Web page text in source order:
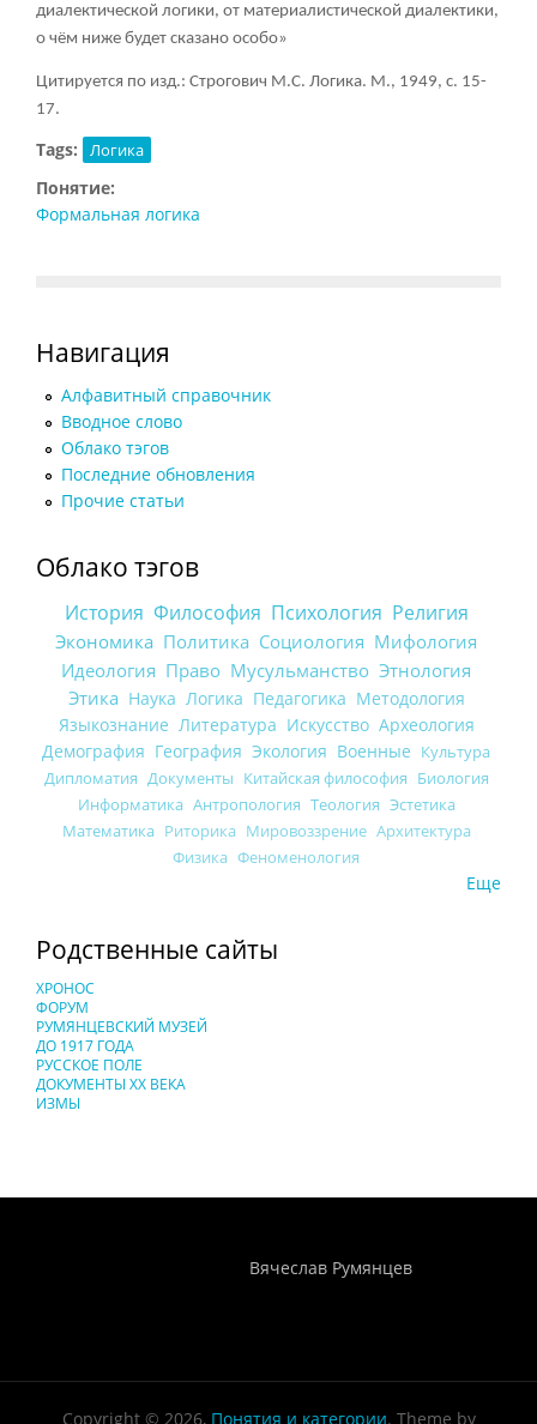
диалектической логики, от материалистической диалектики,
о чём ниже будет сказано особо»
Цитируется по изд.: Строгович М.С. Логика. М., 1949, с. 15-
17.
Tags: Логика
Понятие:
Формальная логика
Навигация
Алфавитный справочник
Вводное слово
Облако тэгов
Последние обновления
Прочие статьи
Облако тэгов
История Философия Психология Религия
Экономика Политика Социология Мифология
Идеология Право Мусульманство Этнология
Этика Наука Логика Педагогика Методология
Языкознание Литература Искусство Археология
Демография География Экология Военные Культура
Дипломатия Документы Китайская философия Биология
Информатика Антропология Теология Эстетика
Математика Риторика Мировоззрение Архитектура
Физика Феноменология
Еще
Родственные сайты
ХРОНОС
ФОРУМ
РУМЯНЦЕВСКИЙ МУЗЕЙ
ДО 1917 ГОДА
РУССКОЕ ПОЛЕ
ДОКУМЕНТЫ XX ВЕКА
ИЗМЫ
Вячеслав Румянцев
Copyright © 2026, Понятия и категории. Theme by